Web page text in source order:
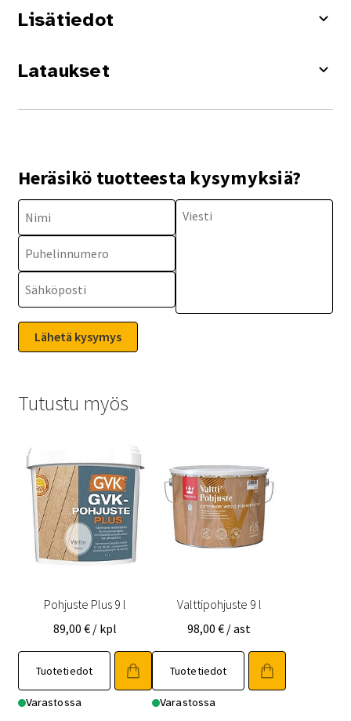
Lisätiedot
Lataukset
Heräsikö tuotteesta kysymyksiä?
Tutustu myös
Pohjuste Plus 9 l
89,00 € / kpl
Tuotetiedot
Varastossa
Valttipohjuste 9 l
98,00€ / ast
Tuotetiedot
Varastossa